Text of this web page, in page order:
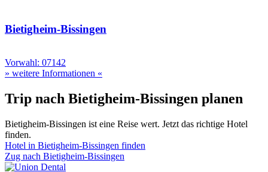
Bietigheim-Bissingen
Vorwahl: 07142
» weitere Informationen «
Trip nach Bietigheim-Bissingen planen
Bietigheim-Bissingen ist eine Reise wert. Jetzt das richtige Hotel
finden.
Hotel in Bietigheim-Bissingen finden
Zug nach Bietigheim-Bissingen